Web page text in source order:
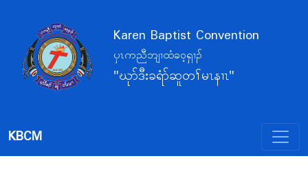
Karen Baptist Convention
ပှၤကညီဘျၢထံခဝ့ရှၢၣ်
"ဃုာ်ဒီးခရံာ်ဆူတၢ်မၤနၢၤ"
KBCM